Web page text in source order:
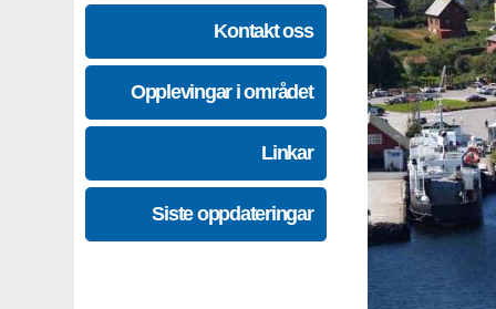
Kontakt oss
Opplevingar i området
Linkar
Siste oppdateringar